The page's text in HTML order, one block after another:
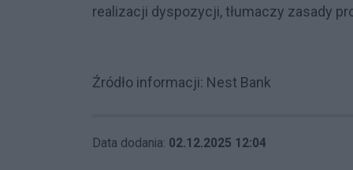
realizacji dyspozycji, tłumaczy zasady
Źródło informacji: Nest Bank
Data dodania: 02.12.2025 12:04